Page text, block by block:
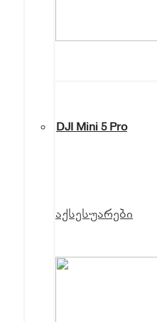
DJI Mini 5 Pro
აქსესუარები